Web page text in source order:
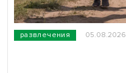
развлечения 05.08.2026